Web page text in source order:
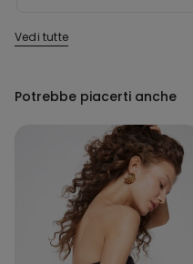
Vedi tutte
Potrebbe piacerti anche